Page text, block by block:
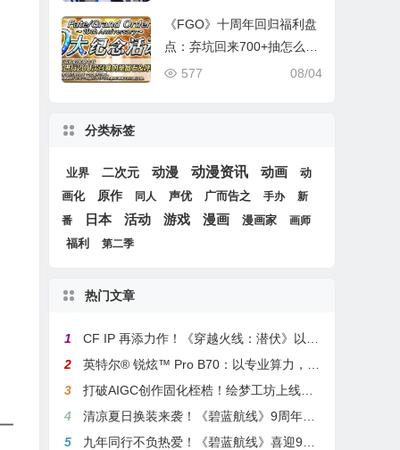
《FGO》十周年回归福利盘
点：弃坑回来700+抽怎么
拿？
08/04
577
分类标签
业界 二次元 动漫 动漫资讯 动画
动
画化
原作 同人 声优 广而告之 手办
新
番
日本 活动 游戏 漫画 漫画家 画师
福利 第二季
热门文章
1
CF IP 再添力作！《穿越火线：潜伏》以3A叙事重塑战术潜行玩法
2
英特尔® 锐炫™ Pro B70：以专业算力，解锁本地化AI部署与生产力新基准
3
打破AIGC创作固化桎梏！绘梦工坊上线绘梦画布dreamo赋能全场景自由创作
4
清凉夏日换装来袭！《碧蓝航线》9周年庆典活动第二弹今日正式上线
5
九年同行不负热爱！《碧蓝航线》喜迎9周岁生日 双向奔赴共赴新程